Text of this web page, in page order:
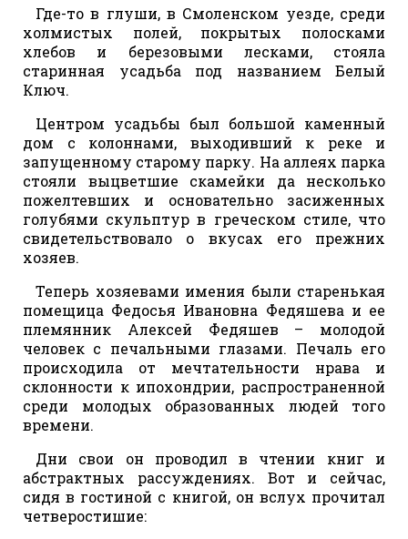
Где-то в глуши, в Смоленском уезде, среди
холмистых полей, покрытых полосками
хлебов и березовыми лесками, стояла
старинная усадьба под названием Белый
Ключ.
Центром усадьбы был большой каменный
дом с колоннами, выходивший к реке и
запущенному старому парку. На аллеях парка
стояли выцветшие скамейки да несколько
пожелтевших и основательно засиженных
голубями скульптур в греческом стиле, что
свидетельствовало о вкусах его прежних
хозяев.
Теперь хозяевами имения были старенькая
помещица Федосья Ивановна Федяшева и ее
племянник Алексей Федяшев – молодой
человек с печальными глазами. Печаль его
происходила от мечтательности нрава и
склонности к ипохондрии, распространенной
среди молодых образованных людей того
времени.
Дни свои он проводил в чтении книг и
абстрактных рассуждениях. Вот и сейчас,
сидя в гостиной с книгой, он вслух прочитал
четверостишие: